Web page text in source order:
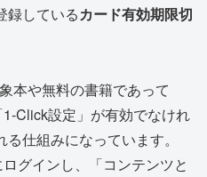
録しているカード有効期限切
本や無料の書籍であって
Click設定」が有効でなけれ
仕組みになっています。
グインし、「コンテンツと